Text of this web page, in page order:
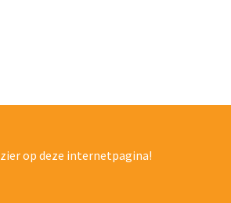
op deze internetpagina!